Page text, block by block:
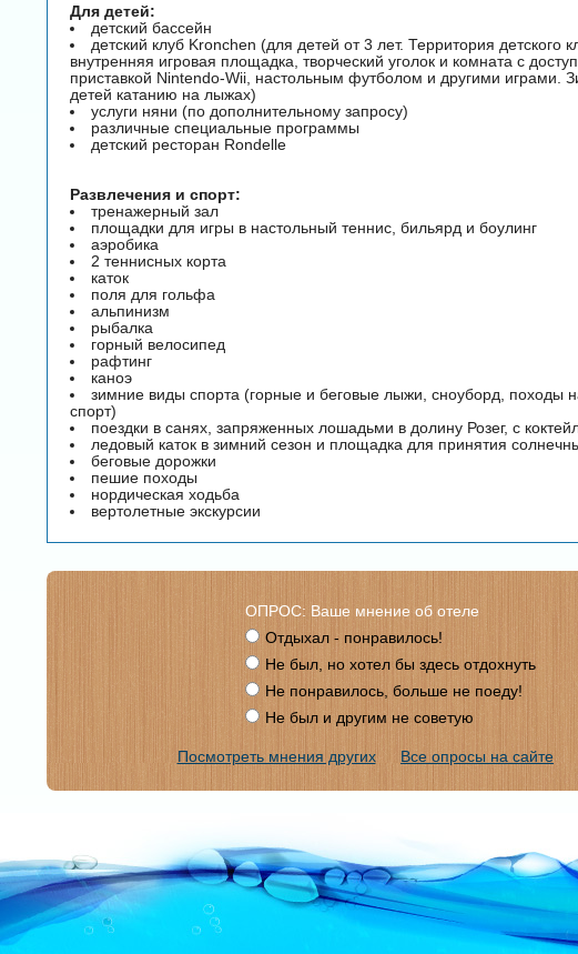
Для детей:
детский бассейн
детский клуб Kronchen (для детей от 3 лет. Территория детского
внутренняя игровая площадка, творческий уголок и комната с
приставкой Nintendo-Wii, настольным футболом и другими играми.
детей катанию на лыжах)
услуги няни (по дополнительному запросу)
различные специальные программы
детский ресторан Rondelle
Развлечения и спорт:
тренажерный зал
площадки для игры в настольный теннис, бильярд и боулинг
аэробика
2 теннисных корта
каток
поля для гольфа
альпинизм
рыбалка
горный велосипед
рафтинг
каноэ
зимние виды спорта (горные и беговые лыжи, сноуборд, походы
спорт)
поездки в санях, запряженных лошадьми в долину Розег, с
ледовый каток в зимний сезон и площадка для принятия
беговые дорожки
пешие походы
нордическая ходьба
вертолетные экскурсии
ОПРОС: Ваше мнение об отеле
Отдыхал - понравилось!
Не был, но хотел бы здесь отдохнуть
Не понравилось, больше не поеду!
Не был и другим не советую
Посмотреть мнения других Все опросы на сайте